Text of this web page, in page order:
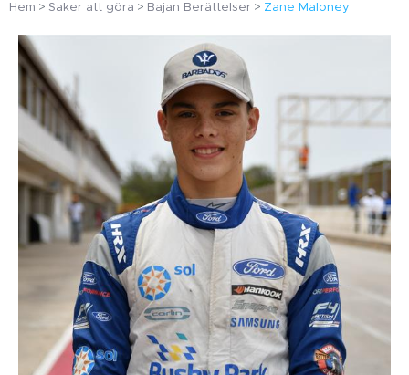
Hem Saker att göra Bajan Berättelser Zane Maloney